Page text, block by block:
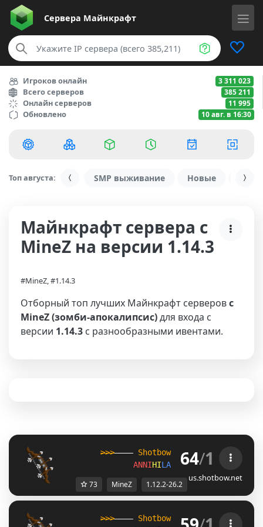
Сервера Майнкрафт
Игроков онлайн 3 311 023
Всего серверов 385 211
Онлайн серверов 11 995
Обновлено 10 авг. в 16:30
Топ августа: SMP выживание Новые С
Майнкрафт сервера с
MineZ на версии 1.14.3
#MineZ, #1.14.3
Отборный топ лучших Майнкрафт серверовс
MineZ (зомби-апокалипсис)для входа с
версии 1.14.3 с разнообразными ивентами.
>>>---- Shotbow 1.12.2 - 26.2
ANNIHILATI ON ✦ Mine
64/1
us.shotbow.net
73 MineZ 1.12.2-26.2
>>>---- Shotbow 1.12.2 - 26.2